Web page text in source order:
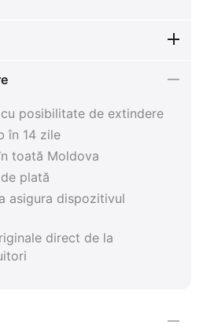
posibilitate de extindere
în 14 zile
toată Moldova
plată
asigura dispozitivul
direct de la